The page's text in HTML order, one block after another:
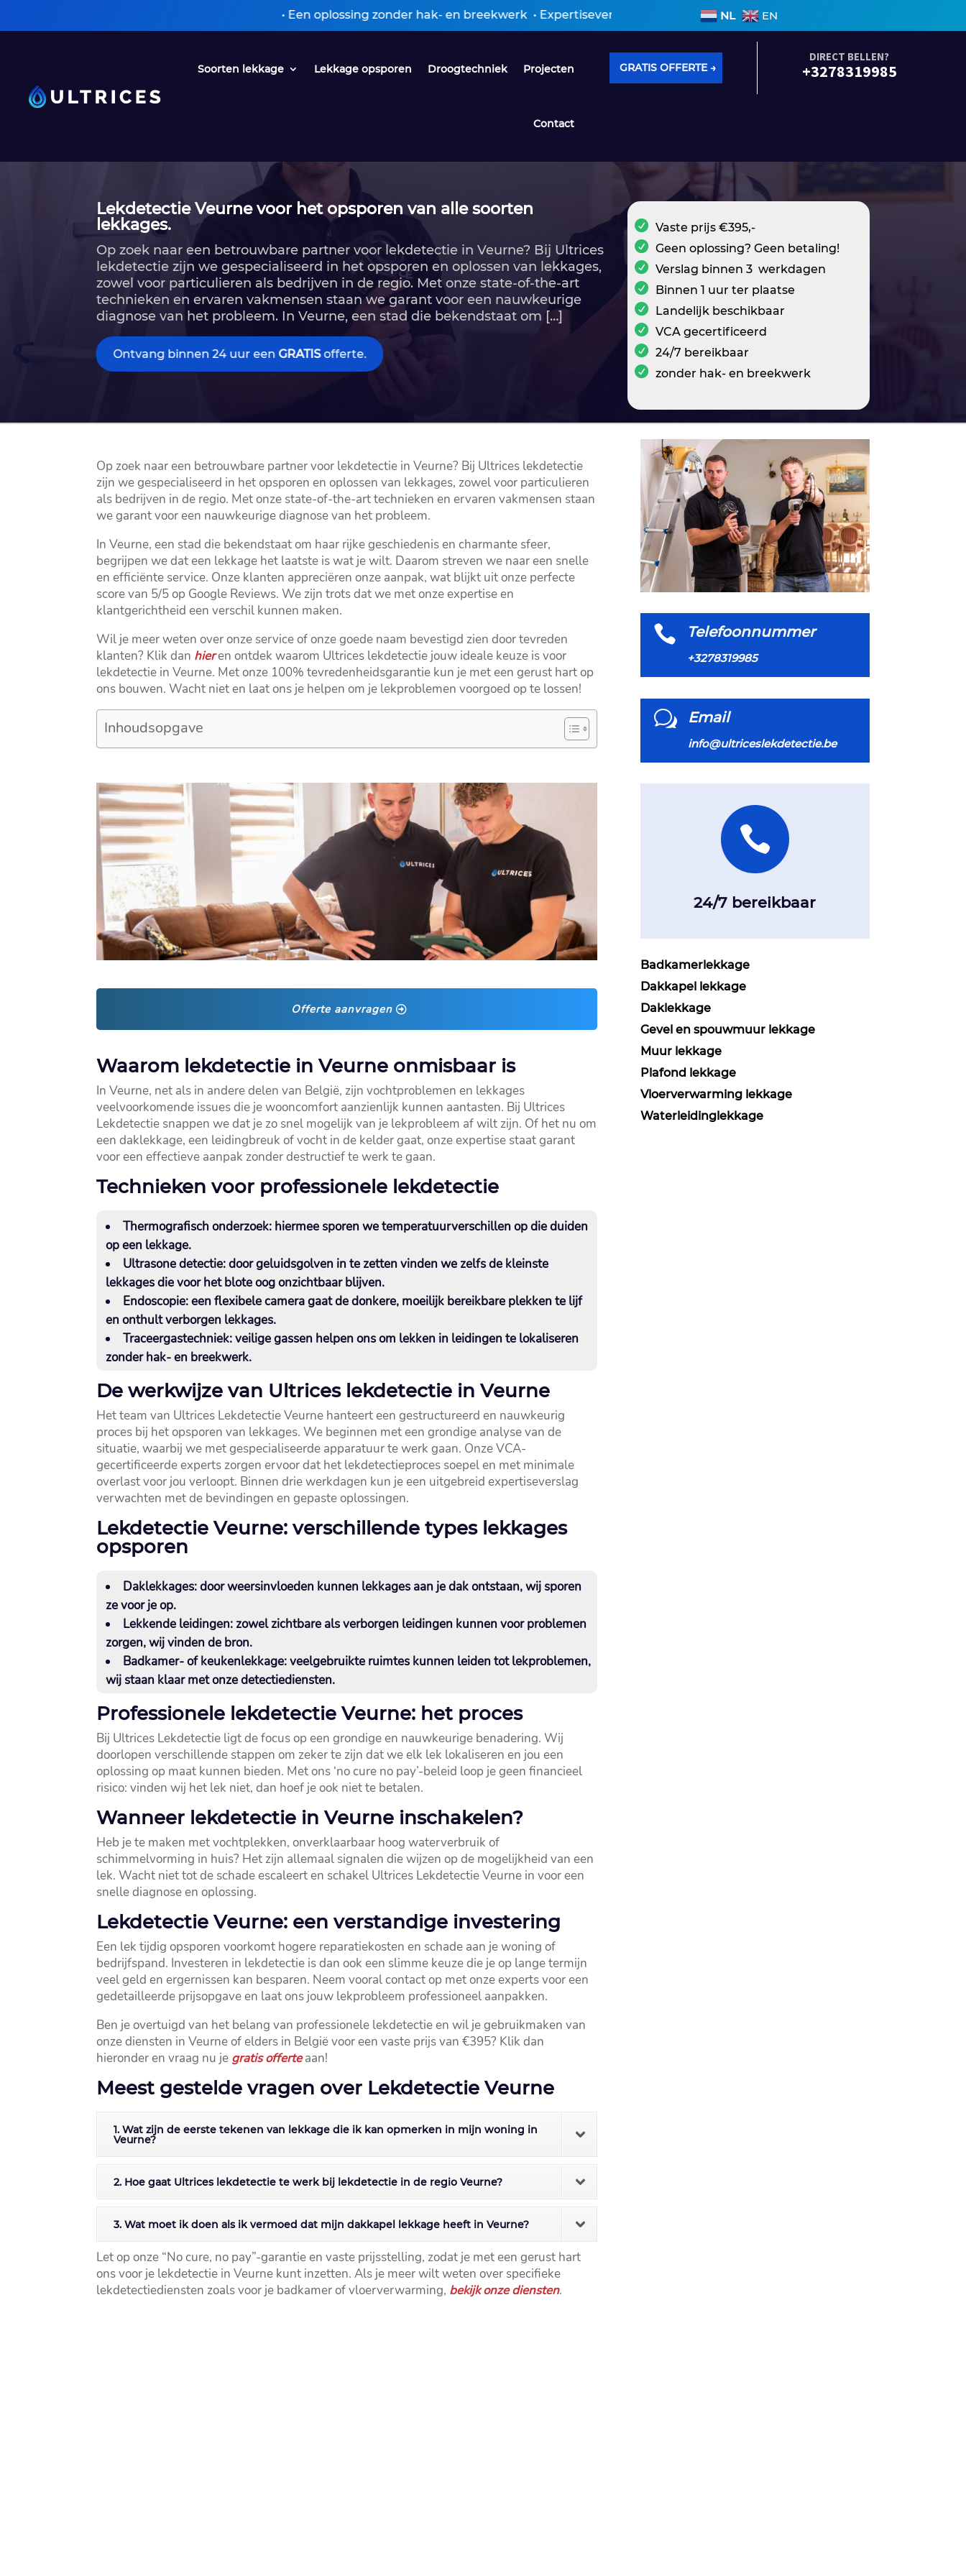
• Een oplossing zonder hak- en breekwerk • Expertiseverslag ontvangen binnen 3 werkdagen • Geen voorrijkosten • Alle soorten
NL EN
Soorten lekkage Lekkage opsporen Droogtechniek Projecten
Contact
GRATIS OFFERTE →
DIRECT BELLEN?
+3278319985
Lekdetectie Veurne voor het opsporen van alle soorten
lekkages.
Op zoek naar een betrouwbare partner voor lekdetectie in Veurne? Bij Ultrices
lekdetectie zijn we gespecialiseerd in het opsporen en oplossen van lekkages,
zowel voor particulieren als bedrijven in de regio.​ Met onze state-of-the-art
technieken en ervaren vakmensen staan we garant voor een nauwkeurige
diagnose van het probleem.​ In Veurne, een stad die bekendstaat om […]
Ontvang binnen 24 uur eenGRATISofferte.
Vaste prijs €395,-
Geen oplossing? Geen betaling!
Verslag binnen 3 werkdagen
Binnen 1 uur ter plaatse
Landelijk beschikbaar
VCA gecertificeerd
24/7 bereikbaar
zonder hak- en breekwerk
Op zoek naar een betrouwbare partner voor lekdetectie in Veurne? Bij Ultrices lekdetectie
zijn we gespecialiseerd in het opsporen en oplossen van lekkages, zowel voor particulieren
als bedrijven in de regio.​ Met onze state-of-the-art technieken en ervaren vakmensen staan
we garant voor een nauwkeurige diagnose van het probleem.​
In Veurne, een stad die bekendstaat om haar rijke geschiedenis en charmante sfeer,
begrijpen we dat een lekkage het laatste is wat je wilt.​ Daarom streven we naar een snelle
en efficiënte service.​ Onze klanten appreciëren onze aanpak, wat blijkt uit onze perfecte
score van 5/5 op Google Reviews.​ We zijn trots dat we met onze expertise en
klantgerichtheid een verschil kunnen maken.​
Wil je meer weten over onze service of onze goede naam bevestigd zien door tevreden
klanten? Klik dan hieren ontdek waarom Ultrices lekdetectie jouw ideale keuze is voor
lekdetectie in Veurne.​ Met onze 100% tevredenheidsgarantie kun je met een gerust hart op
ons bouwen.​ Wacht niet en laat ons je helpen om je lekproblemen voorgoed op te lossen!
Inhoudsopgave
Offerte aanvragen
Waarom lekdetectie in Veurne onmisbaar is
In Veurne, net als in andere delen van België, zijn vochtproblemen en lekkages
veelvoorkomende issues die je wooncomfort aanzienlijk kunnen aantasten.​ Bij Ultrices
Lekdetectie snappen we dat je zo snel mogelijk van je lekprobleem af wilt zijn.​ Of het nu om
een daklekkage, een leidingbreuk of vocht in de kelder gaat, onze expertise staat garant
voor een effectieve aanpak zonder destructief te werk te gaan.​
Technieken voor professionele lekdetectie
Thermografisch onderzoek: hiermee sporen we temperatuurverschillen op die duiden
op een lekkage.​
Ultrasone detectie:door geluidsgolven in te zetten vinden we zelfs de kleinste
lekkages die voor het blote oog onzichtbaar blijven.​
Endoscopie:een flexibele camera gaat de donkere, moeilijk bereikbare plekken te lijf
en onthult verborgen lekkages.​
Traceergastechniek:veilige gassen helpen ons om lekken in leidingen te lokaliseren
zonder hak- en breekwerk.​
De werkwijze van Ultrices lekdetectie in Veurne
Het team van Ultrices Lekdetectie Veurne hanteert een gestructureerd en nauwkeurig
proces bij het opsporen van lekkages.​ We beginnen met een grondige analyse van de
situatie, waarbij we met gespecialiseerde apparatuur te werk gaan.​ Onze VCA-
gecertificeerde experts zorgen ervoor dat het lekdetectieproces soepel en met minimale
overlast voor jou verloopt.​ Binnen drie werkdagen kun je een uitgebreid expertiseverslag
verwachten met de bevindingen en gepaste oplossingen.​
Lekdetectie Veurne: verschillende types lekkages
opsporen
Daklekkages:door weersinvloeden kunnen lekkages aan je dak ontstaan, wij sporen
ze voor je op.​
Lekkende leidingen: zowel zichtbare als verborgen leidingen kunnen voor problemen
zorgen, wij vinden de bron.​
Badkamer- of keukenlekkage:veelgebruikte ruimtes kunnen leiden tot lekproblemen,
wij staan klaar met onze detectiediensten.​
Professionele lekdetectie Veurne: het proces
Bij Ultrices Lekdetectie ligt de focus op een grondige en nauwkeurige benadering.​ Wij
doorlopen verschillende stappen om zeker te zijn dat we elk lek lokaliseren en jou een
oplossing op maat kunnen bieden.​ Met ons ‘no cure no pay’-beleid loop je geen financieel
risico: vinden wij het lek niet, dan hoef je ook niet te betalen.​
Wanneer lekdetectie in Veurne inschakelen?
Heb je te maken met vochtplekken, onverklaarbaar hoog waterverbruik of
schimmelvorming in huis? Het zijn allemaal signalen die wijzen op de mogelijkheid van een
lek.​ Wacht niet tot de schade escaleert en schakel Ultrices Lekdetectie Veurne in voor een
snelle diagnose en oplossing.​
Lekdetectie Veurne: een verstandige investering
Een lek tijdig opsporen voorkomt hogere reparatiekosten en schade aan je woning of
bedrijfspand.​ Investeren in lekdetectie is dan ook een slimme keuze die je op lange termijn
veel geld en ergernissen kan besparen.​ Neem vooral contact op met onze experts voor een
gedetailleerde prijsopgave en laat ons jouw lekprobleem professioneel aanpakken.​
Ben je overtuigd van het belang van professionele lekdetectie en wil je gebruikmaken van
onze diensten in Veurne of elders in België voor een vaste prijs van €395? Klik dan
hieronder en vraag nu je gratis offerteaan!
Meest gestelde vragen over Lekdetectie Veurne
1. Wat zijn de eerste tekenen van lekkage die ik kan opmerken in mijn woning in
Veurne?
2. Hoe gaat Ultrices lekdetectie te werk bij lekdetectie in de regio Veurne?
3. Wat moet ik doen als ik vermoed dat mijn dakkapel lekkage heeft in Veurne?
Let op onze “No cure, no pay”-garantie en vaste prijsstelling, zodat je met een gerust hart
ons voor je lekdetectie in Veurne kunt inzetten.​ Als je meer wilt weten over specifieke
lekdetectiediensten zoals voor je badkamer of vloerverwarming, bekijk onze diensten.​
 Telefoonnummer
+3278319985
w Email
info@ultriceslekdetectie.be

24/7 bereikbaar
Badkamerlekkage
Dakkapel lekkage
Daklekkage
Gevel en spouwmuur lekkage
Muur lekkage
Plafond lekkage
Vloerverwarming lekkage
Waterleidinglekkage